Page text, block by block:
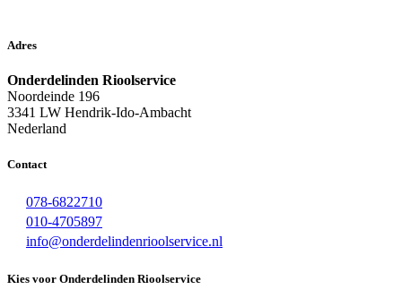
Adres
Onderdelinden Rioolservice
Noordeinde 196
3341 LW Hendrik-Ido-Ambacht
Nederland
Contact
078-6822710
010-4705897
info@onderdelindenrioolservice.nl
Kies voor Onderdelinden Rioolservice